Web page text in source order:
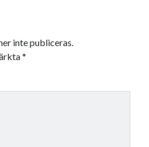
inte publiceras.
*